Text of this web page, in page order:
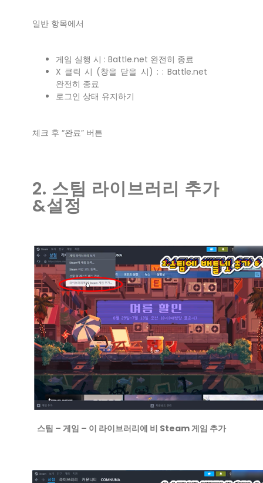
일반 항목에서
게임 실행 시 : Battle.net 완전히 종료
X 클릭 시 (창을 닫을 시) : : Battle.net
완전히 종료
로그인 상태 유지하기
체크 후 “완료” 버튼
2. 스팀 라이브러리 추가
&설정
스팀 – 게임 – 이 라이브러리에 비 Steam 게임 추가